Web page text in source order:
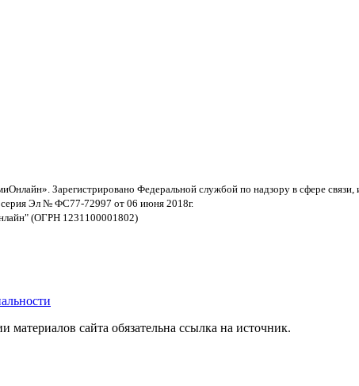
Зарегистрировано Федеральной службой по надзору в сфере
серия Эл № ФС77-72997 от 06 июня 2018г.
(ОГРН 1231100001802)
сайта обязательна ссылка на источник.